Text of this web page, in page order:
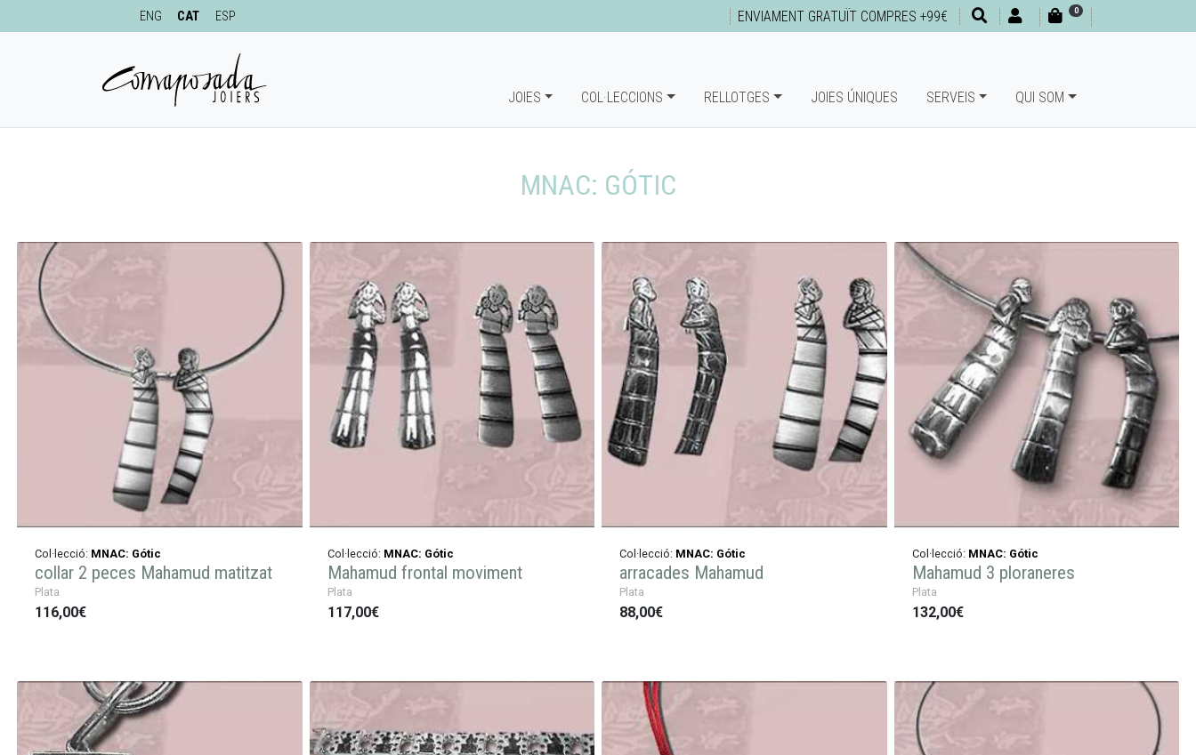
ENG CAT ESP ENVIAMENT GRATUÏT COMPRES +99€ 0
JOIES COL·LECCIONS RELLOTGES JOIES ÚNIQUES SERVEIS QUI SOM
MNAC: GÓTIC
Col·lecció: MNAC: Gótic
collar 2 peces Mahamud matitzat
Plata
116,00€
Col·lecció: MNAC: Gótic
Mahamud frontal moviment
Plata
117,00€
Col·lecció: MNAC: Gótic
arracades Mahamud
Plata
88,00€
Col·lecció: MNAC: Gótic
Mahamud 3 ploraneres
Plata
132,00€